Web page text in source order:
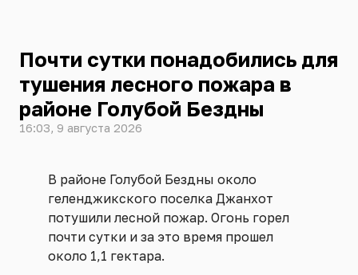
Почти сутки понадобились для
тушения лесного пожара в
районе Голубой Бездны
16:03, 9 августа 2026
В районе Голубой Бездны около
геленджикского поселка Джанхот
потушили лесной пожар. Огонь горел
почти сутки и за это время прошел
около 1,1 гектара.